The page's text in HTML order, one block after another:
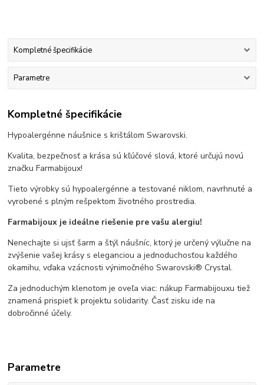
Kompletné špecifikácie
Parametre
Kompletné špecifikácie
Hypoalergénne náušnice s krištálom Swarovski.
Kvalita, bezpečnosť a krása sú kľúčové slová, ktoré určujú novú
značku Farmabijoux!
Tieto výrobky sú hypoalergénne a testované niklom, navrhnuté a
vyrobené s plným rešpektom životného prostredia.
Farmabijoux je ideálne riešenie pre vašu alergiu!
Nenechajte si ujsť šarm a štýl náušníc, ktorý je určený výlučne na
zvýšenie vašej krásy s eleganciou a jednoduchosťou každého
okamihu, vďaka vzácnosti výnimočného Swarovski® Crystal.
Za jednoduchým klenotom je oveľa viac: nákup Farmabijouxu tiež
znamená prispieť k projektu solidarity. Časť zisku ide na
dobročinné účely.
Parametre